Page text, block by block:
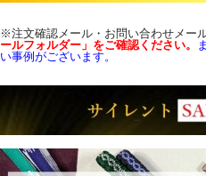
※注文確認メール・お問い合わせメー
ールフォルダー」をご確認ください。
い事例がございます。